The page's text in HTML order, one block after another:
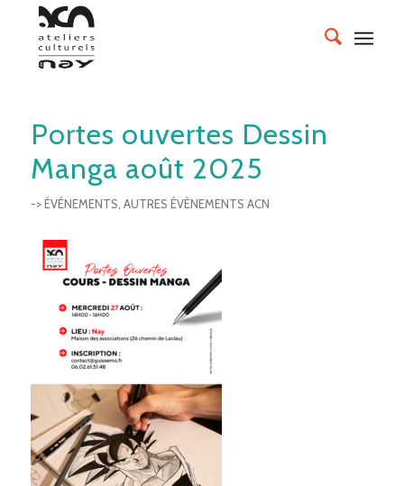
Portes ouvertes Dessin
Manga août 2025
-> ÉVÉNEMENTS AUTRES ÉVÈNEMENTS ACN